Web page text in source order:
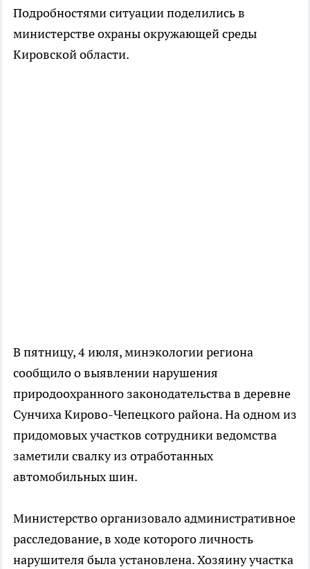
Подробностями ситуации поделились в
министерстве охраны окружающей среды
Кировской области.
В пятницу, 4 июля, минэкологии региона
сообщило о выявлении нарушения
природоохранного законодательства в деревне
Сунчиха Кирово-Чепецкого района. На одном из
придомовых участков сотрудники ведомства
заметили свалку из отработанных
автомобильных шин.
Министерство организовало административное
расследование, в ходе которого личность
нарушителя была установлена. Хозяину участка